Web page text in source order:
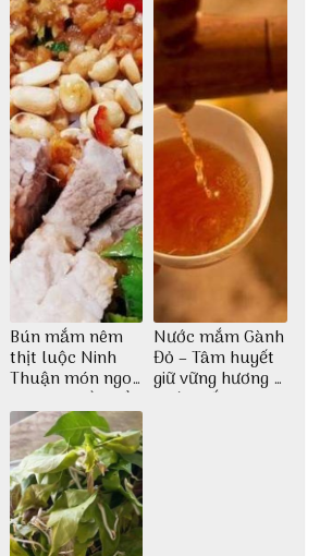
Bún mắm nêm
thịt luộc Ninh
Thuận món ngon
dân dã miền biển
Nước mắm Gành
Đỏ – Tâm huyết
giữ vững hương vị
nước mắm sau